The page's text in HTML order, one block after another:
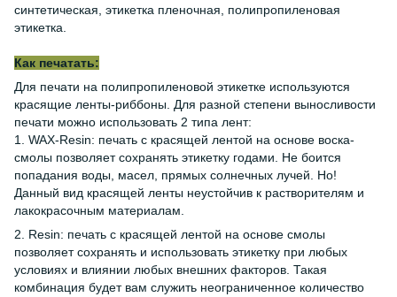
синтетическая, этикетка пленочная, полипропиленовая
этикетка.
Как печатать:
Для печати на полипропиленовой этикетке используются
красящие ленты-риббоны. Для разной степени выносливости
печати можно использовать 2 типа лент:
1. WAX-Resin: печать с красящей лентой на основе воска-
смолы позволяет сохранять этикетку годами. Не боится
попадания воды, масел, прямых солнечных лучей. Но!
Данный вид красящей ленты неустойчив к растворителям и
лакокрасочным материалам.
2. Resin: печать с красящей лентой на основе смолы
позволяет сохранять и использовать этикетку при любых
условиях и влиянии любых внешних факторов. Такая
комбинация будет вам служить неограниченное количество